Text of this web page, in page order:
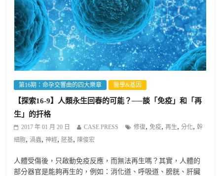
第16期：命孕交響曲的四大樂章 醫學&基因
【探索16-9】人類永生回春的可能？──談「免疫」和「再
生」的扞格
2017 年 01 月 20 日 CASE PRESS 修復, 免疫,再生,分化,幹
細胞,渦蟲,神經,胚基, 陳俊宏
人體受傷後，只啟動免疫反應，而無法再生嗎？其實，人體的
部分器官是能夠再生的，例如：消化道、呼吸道、膀胱、肝臟